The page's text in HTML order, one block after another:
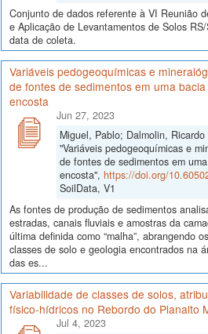
Conjunto de dados referente à VI Reunião
e Aplicação de Levantamentos de Solos
data de coleta.
Variáveis pedogeoquímicas e
de fontes de sedimentos em uma
encosta
Jun 27, 2023
Miguel, Pablo; Dalmolin,
"Variáveis pedogeoquímicas e
de fontes de sedimentos em
encosta", https://doi.org/
SoilData, V1
As fontes de produção de sedimentos
estradas, canais fluviais e amostras da
última definida como “malha”, abrangendo
classes de solo e geologia encontrados na
das es...
Variabilidade de classes de solos,
físico-hídricos no Rebordo do Planalto
Jul 4, 2023